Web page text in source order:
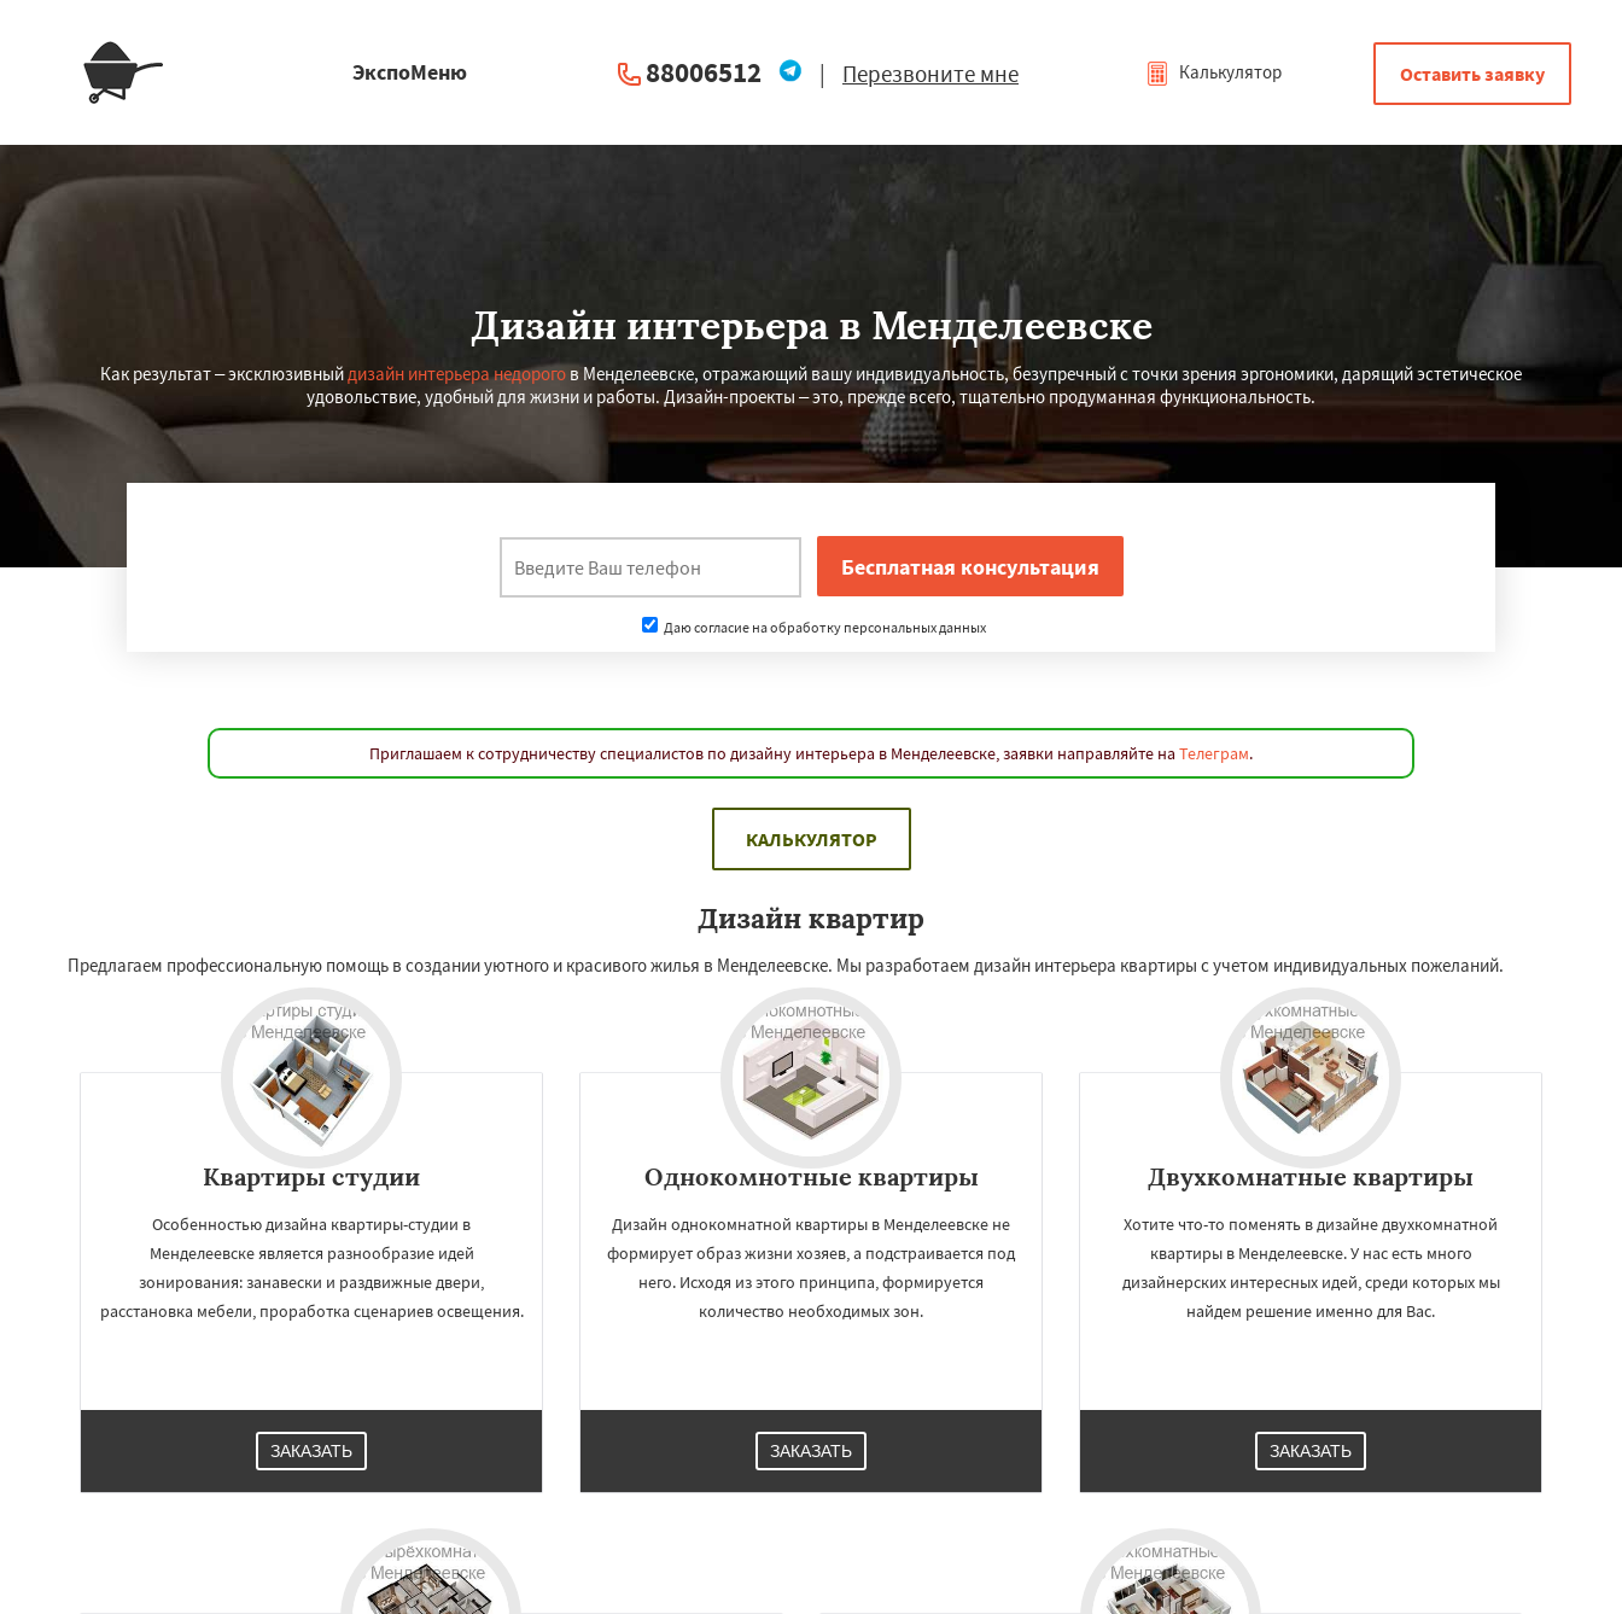
ЭкспоМеню 88006512 | Перезвоните мне Калькулятор Оставить заявку
Дизайн интерьера в Менделеевске
Как результат – эксклюзивныйдизайн интерьера недорого в Менделеевске, отражающий вашу индивидуальность, безупречный с точки зрения эргономики, дарящий эстетическое
удовольствие, удобный для жизни и работы. Дизайн-проекты – это, прежде всего, тщательно продуманная функциональность.
Даю согласие на обработку персональных данных
Приглашаем к сотрудничеству специалистов по дизайну интерьера в Менделеевске, заявки направляйте на Телеграм.
КАЛЬКУЛЯТОР
Дизайн квартир
Предлагаем профессиональную помощь в создании уютного и красивого жилья в Менделеевске. Мы разработаем дизайн интерьера квартиры с учетом индивидуальных пожеланий.
Квартиры студии
Особенностью дизайна квартиры-студии в
Менделеевске является разнообразие идей
зонирования: занавески и раздвижные двери,
расстановка мебели, проработка сценариев освещения.
ЗАКАЗАТЬ
Однокомнотные квартиры
Дизайн однокомнатной квартиры в Менделеевске не
формирует образ жизни хозяев, а подстраивается под
него. Исходя из этого принципа, формируется
количество необходимых зон.
ЗАКАЗАТЬ
Двухкомнатные квартиры
Хотите что-то поменять в дизайне двухкомнатной
квартиры в Менделеевске. У нас есть много
дизайнерских интересных идей, среди которых мы
найдем решение именно для Вас.
ЗАКАЗАТЬ